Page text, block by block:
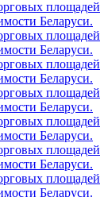
площадей
Беларуси.
площадей
Беларуси.
площадей
Беларуси.
площадей
Беларуси.
площадей
Беларуси.
площадей
Беларуси.
площадей
Беларуси.